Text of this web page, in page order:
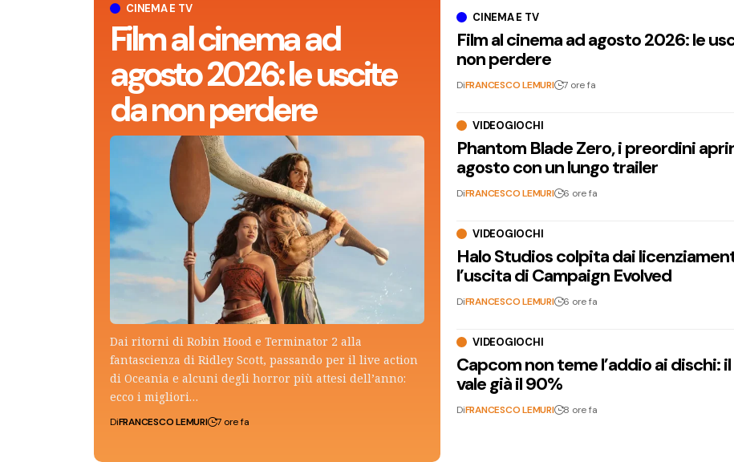
CINEMA E TV
Film al cinema ad
agosto 2026: le uscite
da non perdere
Dai ritorni di Robin Hood e Terminator 2 alla
fantascienza di Ridley Scott, passando per il live action
di Oceania e alcuni degli horror più attesi dell’anno:
ecco i migliori…
DiFRANCESCO LEMURI 7 ore fa
CINEMA E TV
Film al cinema ad agosto 2026: le
non perdere
DiFRANCESCO LEMURI 7 ore fa
VIDEOGIOCHI
Phantom Blade Zero, i preordini
agosto con un lungo trailer
DiFRANCESCO LEMURI 6 ore fa
VIDEOGIOCHI
Halo Studios colpita dai
l’uscita di Campaign Evolved
DiFRANCESCO LEMURI 6 ore fa
VIDEOGIOCHI
Capcom non teme l’addio ai dischi:
vale già il 90%
DiFRANCESCO LEMURI 8 ore fa